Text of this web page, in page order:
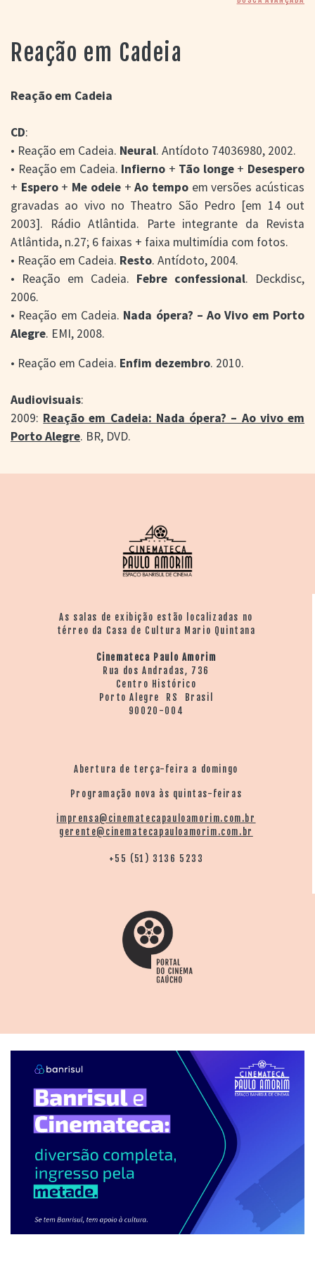
PORTAL DO
CINEMA GAÚCHO
> BUSCA AVANÇADA
CINEASTAS
> DISCOGRAFIAS
> BIBLIOGRAFIAS
CONTATO E
LOCALIZAÇÃO
Reação em Cadeia
Reação em Cadeia
CD:
• Reação em Cadeia. Neural. Antídoto 74036980, 2002.
• Reação em Cadeia. Infierno + Tão longe+ Desespero
+ Espero+ Me odeie+Ao tempoem versões acústicas
gravadas ao vivo no Theatro São Pedro [em 14 out
2003]. Rádio Atlântida. Parte integrante da Revista
Atlântida, n.27; 6 faixas + faixa multimídia com fotos.
• Reação em Cadeia. Resto. Antídoto, 2004.
• Reação em Cadeia. Febre confessional. Deckdisc,
2006.
• Reação em Cadeia. Nada ópera? – Ao Vivo em Porto
Alegre. EMI, 2008.
• Reação em Cadeia. Enfim dezembro. 2010.
Audiovisuais:
2009: Reação em Cadeia: Nada ópera? – Ao vivo em
Porto Alegre. BR, DVD.
As salas de exibição estão localizadas no
térreo da Casa de Cultura Mario Quintana
Cinemateca Paulo Amorim
Rua dos Andradas, 736
Centro Histórico
Porto Alegre RS Brasil
90020-004
Abertura de terça-feira a domingo
Programação nova às quintas-feiras
imprensa@cinematecapauloamorim.com.br
gerente@cinematecapauloamorim.com.br
+55 (51) 3136 5233